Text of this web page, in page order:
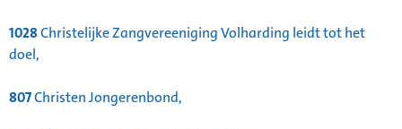
1028Christelijke Zangvereeniging Volharding leidt tot het
doel,
807Christen Jongerenbond,